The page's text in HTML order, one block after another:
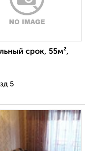
срок, 55м²,
5